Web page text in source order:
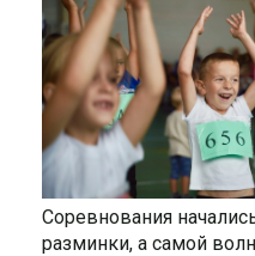
Соревнования
разминки, а самой